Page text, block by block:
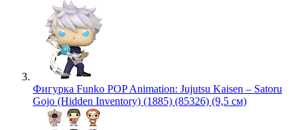
Фигурка Funko POP Animation: Jujutsu Kaisen – Satoru
Gojo (Hidden Inventory) (1885) (85326) (9,5 см)